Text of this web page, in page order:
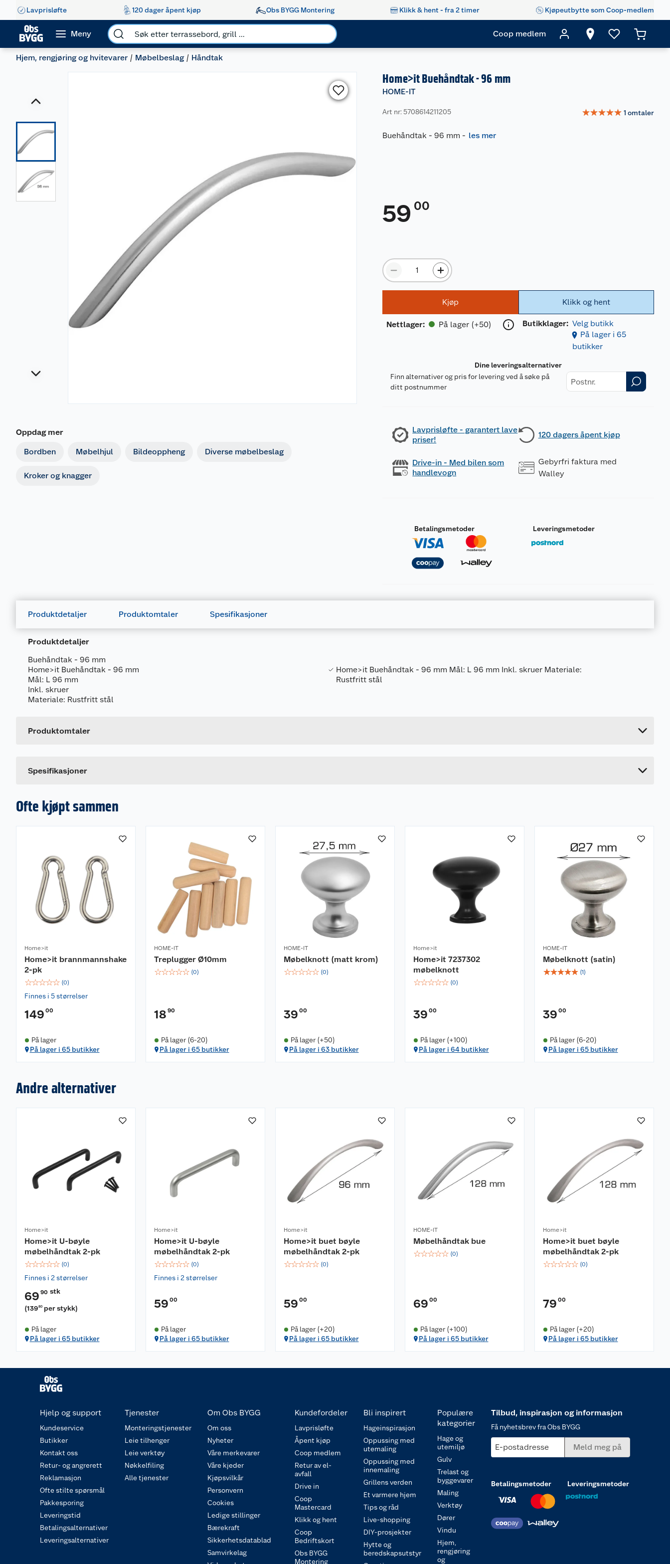
Lavprisløfte 120 dager åpent kjøp Obs BYGG Montering Klikk & hent - fra 2 timer Kjøpeutbytte som Coop-medlem
Meny Coop medlem
Hjem, rengjøring og hvitevarer Møbelbeslag Håndtak
Oppdag mer
Bordben Møbelhjul Bildeoppheng Diverse møbelbeslag
Kroker og knagger
Home>it Buehåndtak - 96 mm
HOME-IT
Art nr: 5708614211205 ☆☆☆☆☆ 1 omtaler
Buehåndtak - 96 mm - les mer
59 00
Kjøp
Nettlager: På lager (+50)
Klikk og hent
Butikklager: Velg butikk
På lager i 65
butikker
Dine leveringsalternativer
Finn alternativer og pris for levering ved å søke på
ditt postnummer
Lavprisløfte - garantert lave
priser!
120 dagers åpent kjøp
Drive-in - Med bilen som
handlevogn
Gebyrfri faktura med
Walley
Betalingsmetoder Leveringsmetoder
Produktdetaljer Produktomtaler Spesifikasjoner
Produktdetaljer
Buehåndtak - 96 mm
Home>it Buehåndtak - 96 mm
Mål: L 96 mm
Inkl. skruer
Materiale: Rustfritt stål
Home>it Buehåndtak - 96 mm Mål: L 96 mm Inkl. skruer Materiale:
Rustfritt stål
Produktomtaler
Spesifikasjoner
Generelt
Leverandørens artikkelnummer
Ofte kjøpt sammen
Home>it
Home>it brannmannshake
2-pk
☆☆☆☆☆ (0)
Finnes i 5 størrelser
149 00
På lager
På lager i 65 butikker
HOME-IT
Treplugger Ø10mm
☆☆☆☆☆ (0)
18 90
På lager (6-20)
På lager i 65 butikker
HOME-IT
Møbelknott (matt krom)
☆☆☆☆☆ (0)
39 00
På lager (+50)
På lager i 63 butikker
Home>it
Home>it 7237302
møbelknott
☆☆☆☆☆ (0)
39 00
På lager (+100)
På lager i 64 butikker
HOME-IT
Møbelknott (satin)
☆☆☆☆☆ (1)
39 00
På lager (6-20)
På lager i 65 butikker
Andre alternativer
Home>it
Home>it U-bøyle
møbelhåndtak 2-pk
☆☆☆☆☆ (0)
Finnes i 2 størrelser
69 90 stk
(13980 per stykk)
På lager
På lager i 65 butikker
Home>it
Home>it U-bøyle
møbelhåndtak 2-pk
☆☆☆☆☆ (0)
Finnes i 2 størrelser
59 00
På lager
På lager i 65 butikker
Home>it
Home>it buet bøyle
møbelhåndtak 2-pk
☆☆☆☆☆ (0)
59 00
På lager (+20)
På lager i 65 butikker
HOME-IT
Møbelhåndtak bue
☆☆☆☆☆ (0)
69 00
På lager (+100)
På lager i 65 butikker
Home>it
Home>it buet bøyle
møbelhåndtak 2-pk
☆☆☆☆☆ (0)
79 00
På lager (+20)
På lager i 65 butikker
Hjelp og support
Kundeservice
Butikker
Kontakt oss
Retur- og angrerett
Reklamasjon
Ofte stilte spørsmål
Pakkesporing
Leveringstid
Betalingsalternativer
Leveringsalternativer
Tjenester
Monteringstjenester
Leie tilhenger
Leie verktøy
Nøkkelfiling
Alle tjenester
Om Obs BYGG
Om oss
Nyheter
Våre merkevarer
Våre kjeder
Kjøpsvilkår
Personvern
Cookies
Ledige stillinger
Bærekraft
Sikkerhetsdatablad
Samvirkelag
Kundefordeler
Lavprisløfte
Åpent kjøp
Coop medlem
Retur av el-
avfall
Drive in
Coop
Mastercard
Klikk og hent
Coop
Bedriftskort
Obs BYGG
Montering
Bli inspirert
Hageinspirasjon
Oppussing med
utemaling
Oppussing med
innemaling
Grillens verden
Et varmere hjem
Tips og råd
Live-shopping
DIY-prosjekter
Hytte og
beredskapsutstyr
Populære
kategorier
Hage og
utemiljø
Gulv
Trelast og
byggevarer
Maling
Verktøy
Dører
Vindu
Hjem,
rengjøring
og
Tilbud, inspirasjon og informasjon
Få nyhetsbrev fra Obs BYGG
E-postadresse Meld meg på
Betalingsmetoder Leveringsmetoder